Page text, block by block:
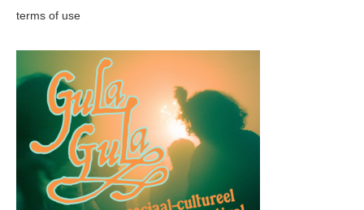
terms of use